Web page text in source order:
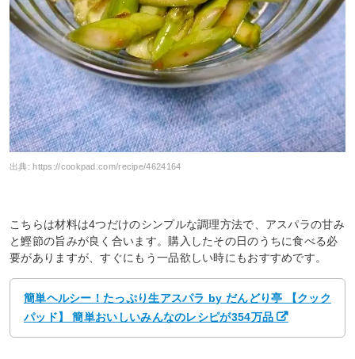
出典:https://cookpad.com/recipe/4624164
こちらは材料は4つだけのシンプルな調理方法で、アスパラの甘み
と鰹節の旨みが良く合います。購入したその日のうちに食べる必
要がありますが、すぐにもう一品欲しい時にもおすすめです。
簡単ヘルシー！たっぷり生アスパラ by だんどり亭 【クック
パッド】 簡単おいしいみんなのレシピが354万品